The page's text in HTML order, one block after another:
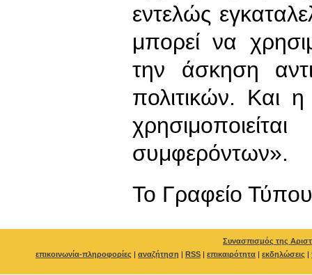
εντελώς
μπορεί να
την άσκηση
πολιτικών. Και
συμφερόντων».
To Γραφείο Τύπου
Συνασπισμός της
επικοινωνία-πληροφορίες | αναζήτηση | RSS | επικαιρότητα | εκδηλώσεις |